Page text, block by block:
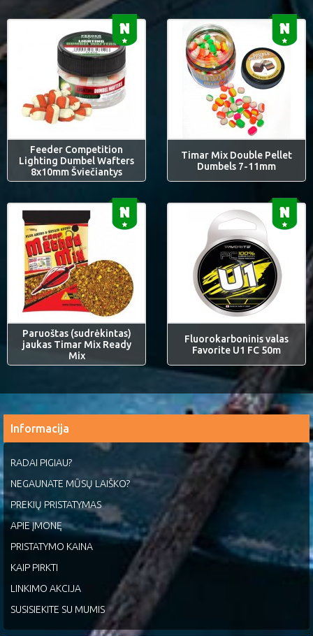
Feeder Competition
Lighting Dumbel Wafters
8x10mm Šviečiantys
Timar Mix Double Pellet
Dumbels 7-11mm
Paruoštas (sudrėkintas)
jaukas Timar Mix Ready
Mix
Fluorokarboninis valas
Favorite U1 FC 50m
Informacija
RADAI PIGIAU?
NEGAUNATE MŪSŲ LAIŠKO?
PREKIŲ PRISTATYMAS
APIE ĮMONĘ
PRISTATYMO KAINA
KAIP PIRKTI
LINKIMO AKCIJA
SUSISIEKITE SU MUMIS